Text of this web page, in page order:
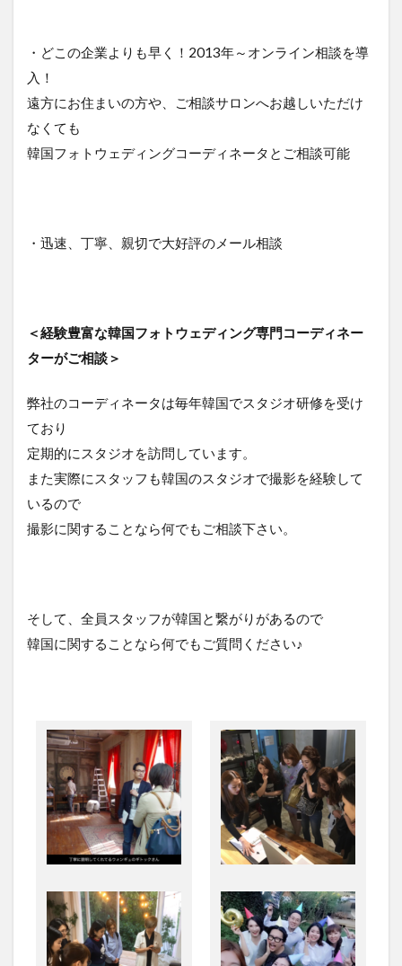
・どこの企業よりも早く！2013年～オンライン相談を導
入！
遠方にお住まいの方や、ご相談サロンへお越しいただけ
なくても
韓国フォトウェディングコーディネータとご相談可能
・迅速、丁寧、親切で大好評のメール相談
＜経験豊富な韓国フォトウェディング専門コーディネー
ターがご相談＞
弊社のコーディネータは毎年韓国でスタジオ研修を受け
ており
定期的にスタジオを訪問しています。
また実際にスタッフも韓国のスタジオで撮影を経験して
いるので
撮影に関することなら何でもご相談下さい。
そして、全員スタッフが韓国と繋がりがあるので
韓国に関することなら何でもご質問ください♪